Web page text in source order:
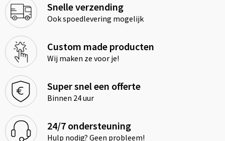
Snelle verzending
Ook spoedlevering mogelijk
Custom made producten
Wij maken ze voor je!
Super snel een offerte
Binnen 24 uur
24/7 ondersteuning
Hulp nodig? Geen probleem!